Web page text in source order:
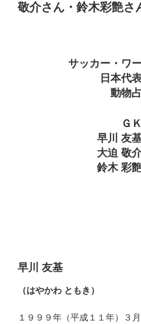
敬介さん・鈴木彩艶さ
サッカー・ワ
日本代
動物
ＧＫ
早川 友
大迫 敬
鈴木 彩
早川 友基
（はやかわ ともき）
１９９９年（平成１１年）３